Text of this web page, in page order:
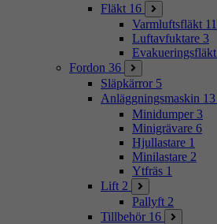
Fläkt 16
Varmluftsfläkt 11
Luftavfuktare 3
Evakueringsfläkt
Fordon 36
Släpkärror 5
Anläggningsmaskin 13
Minidumper 3
Minigrävare 6
Hjullastare 1
Minilastare 2
Ytfräs 1
Lift 2
Pallyft 2
Tillbehör 16